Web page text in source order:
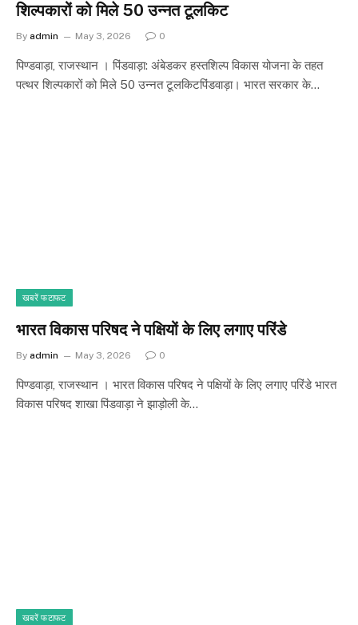
शिल्पकारों को मिले 50 उन्नत टूलकिट
By admin May 3, 2026 0
पिण्डवाड़ा, राजस्थान । ​पिंडवाड़ा: अंबेडकर हस्तशिल्प विकास योजना के तहत
पत्थर शिल्पकारों को मिले 50 उन्नत टूलकिट​पिंडवाड़ा। भारत सरकार के…
खबरें फटाफट
भारत विकास परिषद ने पक्षियों के लिए लगाए परिंडे
By admin May 3, 2026 0
पिण्डवाड़ा, राजस्थान । भारत विकास परिषद ने पक्षियों के लिए लगाए परिंडे भारत
विकास परिषद शाखा पिंडवाड़ा ने झाड़ोली के…
खबरें फटाफट